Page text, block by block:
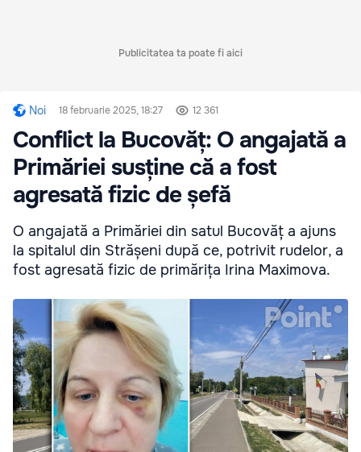
Publicitatea ta poate fi aici
Noi 18 februarie 2025, 18:27 12 361
Conflict la Bucovăț: O angajată a
Primăriei susține că a fost
agresată fizic de șefă
O angajată a Primăriei din satul Bucovăț a ajuns
la spitalul din Strășeni după ce, potrivit rudelor, a
fost agresată fizic de primărița Irina Maximova.